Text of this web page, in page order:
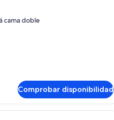
cama doble
Comprobar disponibilidad